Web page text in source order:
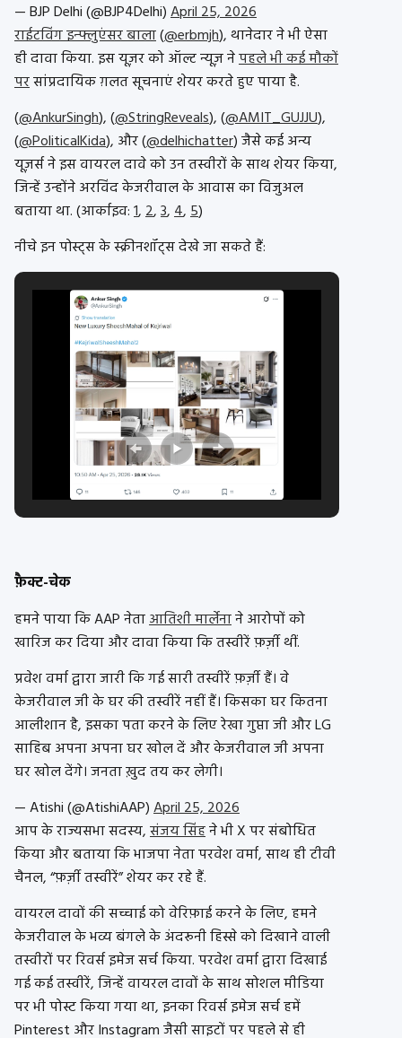
— BJP Delhi (@BJP4Delhi)April 25, 2026
राईटविंग इन्फ्लुएंसर बाला(@erbmjh), थानेदार ने भी ऐसा
ही दावा किया. इस यूज़र को ऑल्ट न्यूज़ नेपहले भी कई मौकों
परसांप्रदायिक ग़लत सूचनाएं शेयर करते हुए पाया है.
(@AnkurSingh), (@StringReveals),(@AMIT_GUJJU),
(@PoliticalKida), और (@delhichatter)जैसे कई अन्य
यूज़र्स ने इस वायरल दावे को उन तस्वीरों के साथ शेयर किया,
जिन्हें उन्होंने अरविंद केजरीवाल के आवास का विजुअल
बताया था. (आर्काइव:1,2,3,4,5)
नीचे इन पोस्ट्स के स्क्रीनशॉट्स देखे जा सकते हैं:
फ़ैक्ट-चेक
हमने पाया कि AAP नेताआतिशी मार्लेनाने आरोपों को
खारिज कर दिया और दावा किया कि तस्वीरें फ़र्ज़ी थीं.
प्रवेश वर्मा द्वारा जारी कि गई सारी तस्वीरें फ़र्ज़ी हैं। वे
केजरीवाल जी के घर की तस्वीरें नहीं हैं। किसका घर कितना
आलीशान है, इसका पता करने के लिए रेखा गुप्ता जी और LG
साहिब अपना अपना घर खोल दें और केजरीवाल जी अपना
घर खोल देंगे। जनता ख़ुद तय कर लेगी।
— Atishi (@AtishiAAP)April 25, 2026
आप के राज्यसभा सदस्य,संजय सिंहने भी X पर संबोधित
किया और बताया कि भाजपा नेता परवेश वर्मा, साथ ही टीवी
चैनल, “फ़र्ज़ी तस्वीरें” शेयर कर रहे हैं.
वायरल दावों की सच्चाई को वेरिफ़ाई करने के लिए, हमने
केजरीवाल के भव्य बंगले के अंदरूनी हिस्से को दिखाने वाली
तस्वीरों पर रिवर्स इमेज सर्च किया.परवेश वर्मा द्वारा दिखाई
गई कई तस्वीरें, जिन्हें वायरल दावों के साथ सोशल मीडिया
पर भी पोस्ट किया गया था, इनका रिवर्स इमेज सर्च हमें
Pinterest और Instagram जैसी साइटों पर पहले से ही